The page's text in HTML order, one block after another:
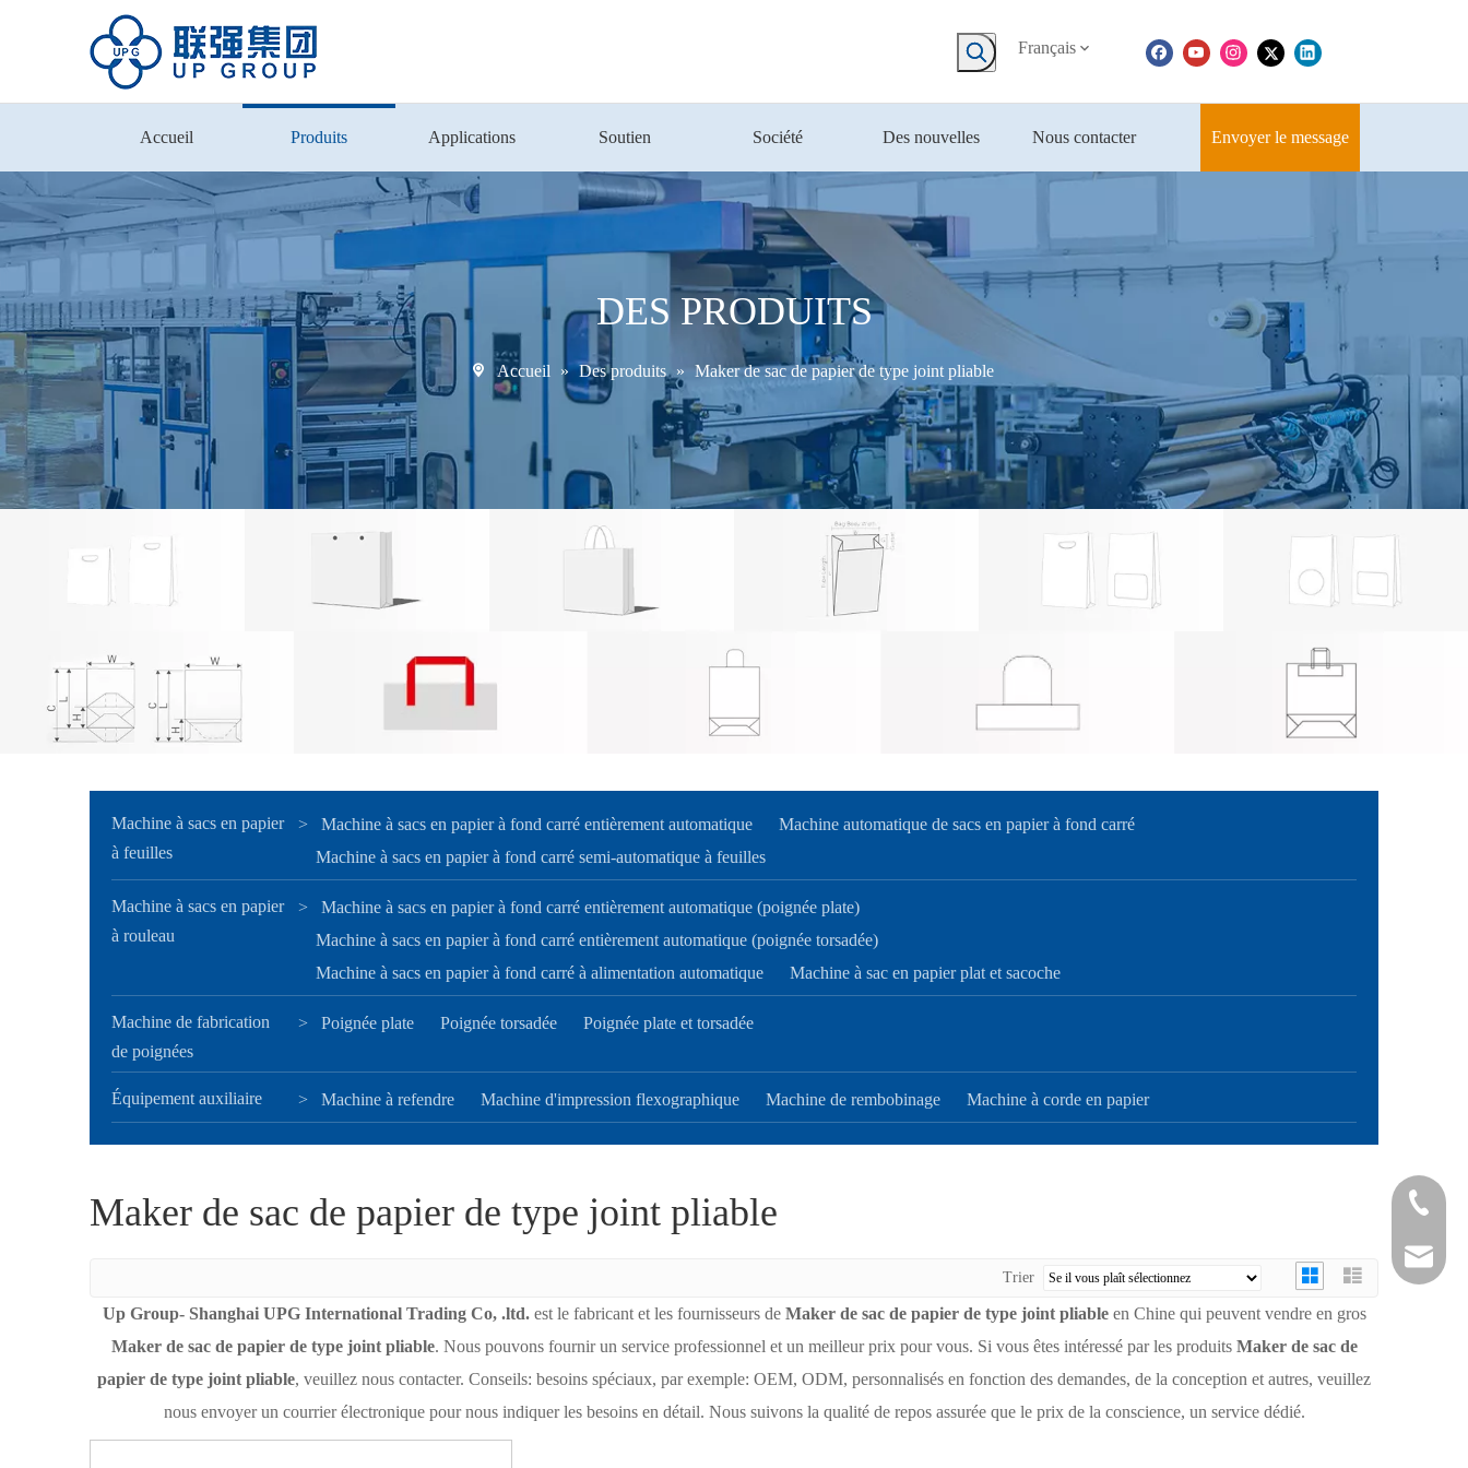
Français
Accueil Produits Applications Soutien Société Des nouvelles Nous contacter Envoyer le message
DES PRODUITS
Accueil » Des produits » Maker de sac de papier de type joint pliable
Machine à sacs en papier
à feuilles
> Machine à sacs en papier à fond carré entièrement automatique
Machine automatique de sacs en papier à fond carré
Machine à sacs en papier à fond carré semi-automatique à feuilles
Machine à sacs en papier
à rouleau
>
Machine à sacs en papier à fond carré entièrement automatique (poignée plate)
Machine à sacs en papier à fond carré entièrement automatique (poignée torsadée)
Machine à sacs en papier à fond carré à alimentation automatique
Machine à sac en papier plat et sacoche
Machine de fabrication
de poignées
> Poignée plate Poignée torsadée Poignée plate et torsadée
Équipement auxiliaire > Machine à refendre Machine d'impression flexographique Machine de rembobinage Machine à corde en papier
Maker de sac de papier de type joint pliable
Trier
Up Group- Shanghai UPG International Trading Co, .ltd.est le fabricant et les fournisseurs de Maker de sac de papier de type joint pliableen Chine qui peuvent vendre en gros
Maker de sac de papier de type joint pliable. Nous pouvons fournir un service professionnel et un meilleur prix pour vous. Si vous êtes intéressé par les produits Maker de sac de
papier de type joint pliable, veuillez nous contacter. Conseils: besoins spéciaux, par exemple: OEM, ODM, personnalisés en fonction des demandes, de la conception et autres, veuillez
nous envoyer un courrier électronique pour nous indiquer les besoins en détail. Nous suivons la qualité de repos assurée que le prix de la conscience, un service dédié.
+ 86-21-
+ 86-21-